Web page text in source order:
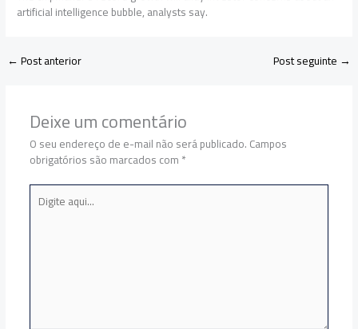
artificial intelligence bubble, analysts say.
←Post anterior Post seguinte →
Deixe um comentário
O seu endereço de e-mail não será publicado.Campos
obrigatórios são marcados com*
Digite
aqui...